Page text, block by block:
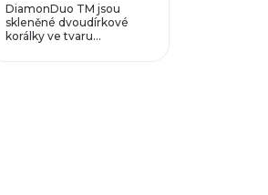
DiamonDuo TM jsou
skleněné dvoudírkové
korálky ve tvaru...